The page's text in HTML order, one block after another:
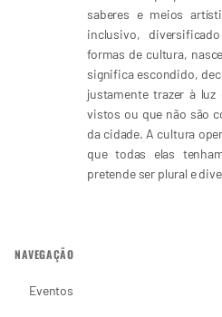
saberes e meios
inclusivo,
formas de cultura,
significa escondido,
justamente trazer à
vistos ou que não são
da cidade. A cultura
que todas elas
pretende ser plural e
NAVEGAÇÃO
Eventos